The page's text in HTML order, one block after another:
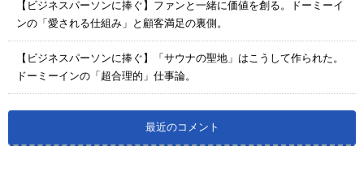
【ビジネスパーソンに捧ぐ】ファンと一緒に価値を創る。ドーミーイ
ンの「愛される仕組み」と顧客満足の裏側。
【ビジネスパーソンに捧ぐ】「サウナの聖地」はこうして作られた。
ドーミーインの「超合理的」仕事論。
最近のコメント